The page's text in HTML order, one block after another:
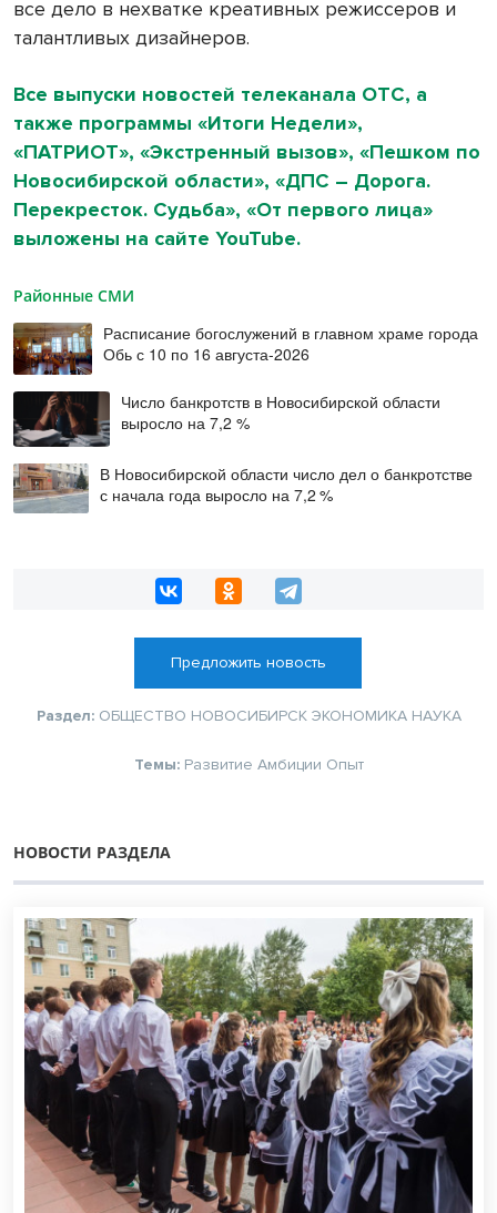
все дело в нехватке креативных режиссеров и
талантливых дизайнеров.
Все выпуски новостей телеканала ОТС, а
также программы «Итоги Недели»,
«ПАТРИОТ», «Экстренный вызов», «Пешком по
Новосибирской области», «ДПС – Дорога.
Перекресток. Судьба», «От первого лица»
выложены на сайте YouTube.
Районные СМИ
Расписание богослужений в главном храме города
Обь с 10 по 16 августа-2026
Число банкротств в Новосибирской области
выросло на 7,2 %
В Новосибирской области число дел о банкротстве
с начала года выросло на 7,2 %
Предложить новость
Раздел: ОБЩЕСТВО НОВОСИБИРСК ЭКОНОМИКА НАУКА
Темы: Развитие Амбиции Опыт
НОВОСТИ РАЗДЕЛА